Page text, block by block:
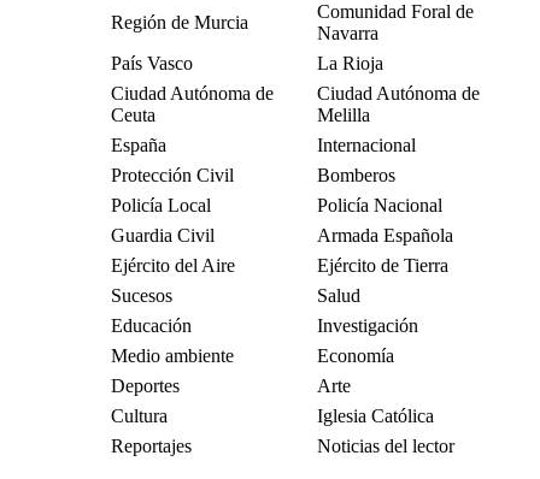
Región de Murcia
Comunidad Foral de
Navarra
País Vasco
La Rioja
Ciudad Autónoma de
Ceuta
Ciudad Autónoma de
Melilla
España
Internacional
Protección Civil
Bomberos
Policía Local
Policía Nacional
Guardia Civil
Armada Española
Ejército del Aire
Ejército de Tierra
Sucesos
Salud
Educación
Investigación
Medio ambiente
Economía
Deportes
Arte
Cultura
Iglesia Católica
Reportajes
Noticias del lector